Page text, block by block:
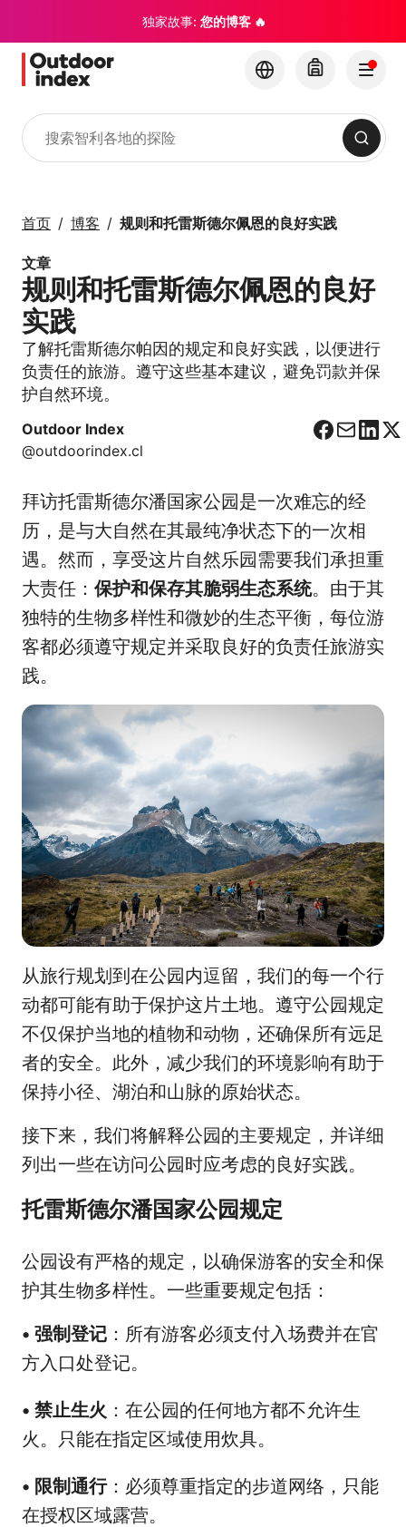
独家故事: 您的博客 🔥
搜索
首页 博客 规则和托雷斯德尔佩恩的良好实践
文章
规则和托雷斯德尔佩恩的良好
实践
了解托雷斯德尔帕因的规定和良好实践，以便进行
负责任的旅游。遵守这些基本建议，避免罚款并保
护自然环境。
Outdoor Index
@outdoorindex.cl
F
e
b
o
o
C
r
e
o
L
d
I
n
X
拜访托雷斯德尔潘国家公园是一次难忘的经
历，是与大自然在其最纯净状态下的一次相
遇。然而，享受这片自然乐园需要我们承担重
大责任： 保护和保存其脆弱生态系统。由于其
独特的生物多样性和微妙的生态平衡，每位游
客都必须遵守规定并采取良好的负责任旅游实
践。
从旅行规划到在公园内逗留，我们的每一个行
动都可能有助于保护这片土地。遵守公园规定
不仅保护当地的植物和动物，还确保所有远足
者的安全。此外，减少我们的环境影响有助于
保持小径、湖泊和山脉的原始状态。
接下来，我们将解释公园的主要规定，并详细
列出一些在访问公园时应考虑的良好实践。
托雷斯德尔潘国家公园规定
公园设有严格的规定，以确保游客的安全和保
护其生物多样性。一些重要规定包括：
• 强制登记 ：所有游客必须支付入场费并在官
方入口处登记。
• 禁止生火 ：在公园的任何地方都不允许生
火。只能在指定区域使用炊具。
• 限制通行：必须尊重指定的步道网络，只能
在授权区域露营。
与 Outdoor Index 一
起探索智利及其隐藏的